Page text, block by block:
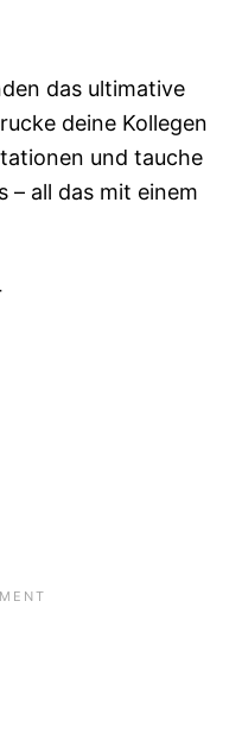
das ultimative
deine Kollegen
und tauche
– all das mit einem